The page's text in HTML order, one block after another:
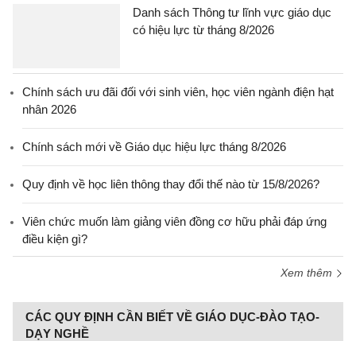
Danh sách Thông tư lĩnh vực giáo dục
có hiệu lực từ tháng 8/2026
Chính sách ưu đãi đối với sinh viên, học viên ngành điện hạt
nhân 2026
Chính sách mới về Giáo dục hiệu lực tháng 8/2026
Quy định về học liên thông thay đổi thế nào từ 15/8/2026?
Viên chức muốn làm giảng viên đồng cơ hữu phải đáp ứng
điều kiện gì?
Xem thêm
CÁC QUY ĐỊNH CẦN BIẾT VỀ GIÁO DỤC-ĐÀO TẠO-
DẠY NGHỀ